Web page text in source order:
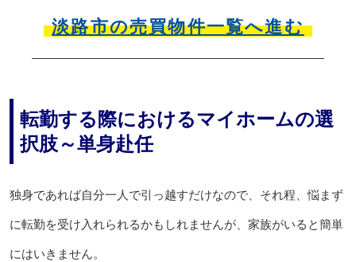
淡路市の売買物件一覧へ進む
転勤する際におけるマイホームの選
択肢～単身赴任
独身であれば自分一人で引っ越すだけなので、それ程、悩まず
に転勤を受け入れられるかもしれませんが、家族がいると簡単
にはいきません。